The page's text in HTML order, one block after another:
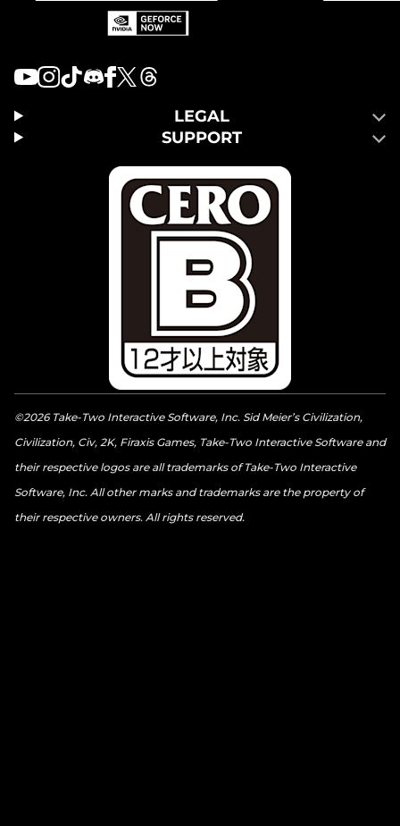
LEGAL
SUPPORT
©2026 Take-Two Interactive Software, Inc. Sid Meier’s Civilization,
Civilization, Civ, 2K, Firaxis Games, Take-Two Interactive Software and
their respective logos are all trademarks of Take-Two Interactive
Software, Inc. All other marks and trademarks are the property of
their respective owners. All rights reserved.